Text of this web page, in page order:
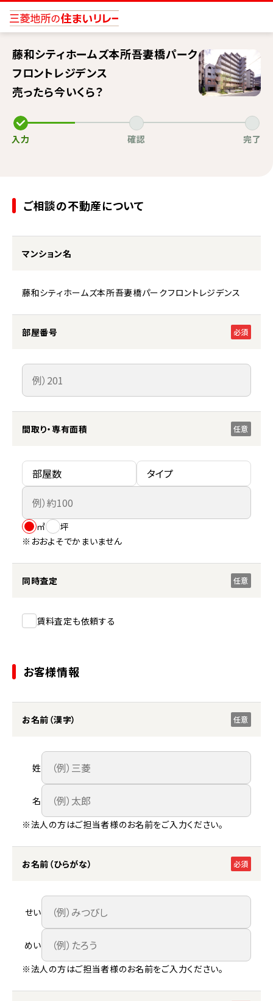
藤和シティホームズ本所吾妻橋パーク
フロントレジデンス
売ったら今いくら？
入力 確認 完了
ご相談の不動産について
マンション名
藤和シティホームズ本所吾妻橋パークフロントレジデンス
部屋番号 必須
間取り・専有面積 任意
㎡
坪
※おおよそでかまいません
同時査定 任意
賃料査定も依頼する
お客様情報
お名前（漢字） 任意
姓
名
※法人の方はご担当者様のお名前をご入力ください。
お名前（ひらがな） 必須
せい
めい
※法人の方はご担当者様のお名前をご入力ください。